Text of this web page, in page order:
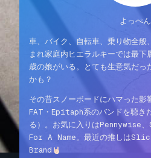
よっぺん
車、バイク、自転車、乗り物全般
まれ家庭内ヒエラルキーでは最下
歳の娘がいる。とても生意気だっ
かも？
その昔スノーボードにハマった影
FAT・Epitaph系のバンドを聴き
る）。お気に入りはPennywise
For A Name。最近の推しは
Brand